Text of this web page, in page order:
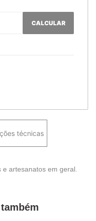
CALCULAR
técnicas
artesanatos em geral.